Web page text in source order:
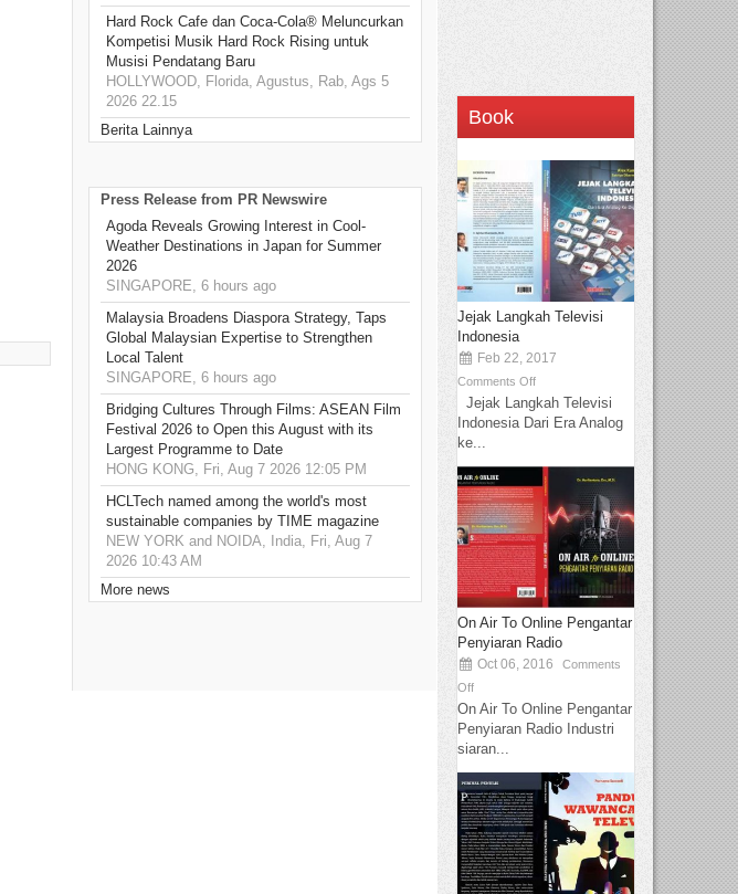
Hard Rock Cafe dan Coca-Cola® Meluncurkan
Kompetisi Musik Hard Rock Rising untuk
Musisi Pendatang Baru
HOLLYWOOD, Florida, Agustus, Rab, Ags 5
2026 22.15
Berita Lainnya
Press Release from PR Newswire
Agoda Reveals Growing Interest in Cool-
Weather Destinations in Japan for Summer
2026
SINGAPORE, 6 hours ago
Malaysia Broadens Diaspora Strategy, Taps
Global Malaysian Expertise to Strengthen
Local Talent
SINGAPORE, 6 hours ago
Bridging Cultures Through Films: ASEAN Film
Festival 2026 to Open this August with its
Largest Programme to Date
HONG KONG, Fri, Aug 7 2026 12:05 PM
HCLTech named among the world's most
sustainable companies by TIME magazine
NEW YORK and NOIDA, India, Fri, Aug 7
2026 10:43 AM
More news
Book
Jejak Langkah Televisi
Indonesia
Feb 22, 2017
Comments Off
Jejak Langkah Televisi
Indonesia Dari Era Analog
ke...
On Air To Online Pengantar
Penyiaran Radio
Oct 06, 2016
Comments
Off
On Air To Online Pengantar
Penyiaran Radio Industri
siaran...